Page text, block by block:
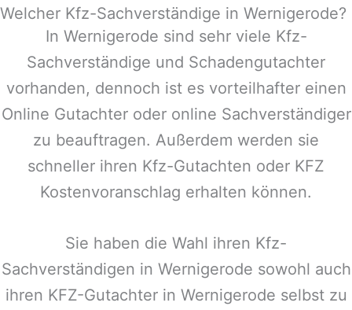
Welcher Kfz-Sachverständige in Wernigerode?
In Wernigerode sind sehr viele Kfz-
Sachverständige und Schadengutachter
vorhanden, dennoch ist es vorteilhafter einen
Online Gutachter oder online Sachverständiger
zu beauftragen. Außerdem werden sie
schneller ihren Kfz-Gutachten oder KFZ
Kostenvoranschlag erhalten können.
Sie haben die Wahl ihren Kfz-
Sachverständigen in Wernigerode sowohl auch
ihren KFZ-Gutachter in Wernigerode selbst zu